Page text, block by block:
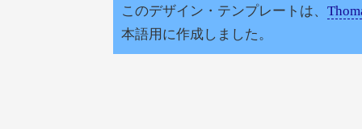
このデザイン・テンプレートは、
本語用に作成しました。